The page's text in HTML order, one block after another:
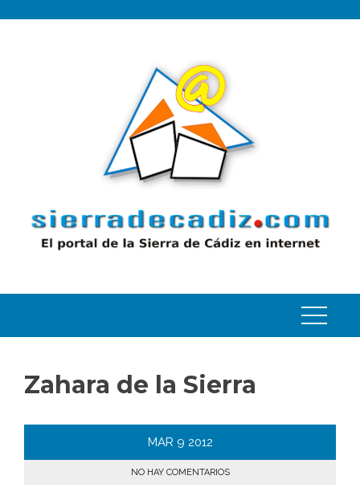
Zahara de la Sierra
MAR 9 2012
NO HAY COMENTARIOS